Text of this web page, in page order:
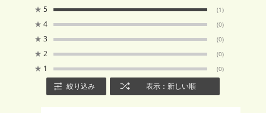
★ 5 (1)
★ 4 (0)
★ 3 (0)
★ 2 (0)
★ 1 (0)
絞り込み 表示：新しい順